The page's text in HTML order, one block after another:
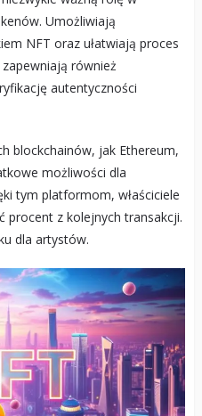
Umożliwiają
NFT oraz ułatwiają proces
również
autentyczności
blockchainów, jak Ethereum,
możliwości dla
tym platformom, właściciele
procent z kolejnych transakcji.
dla artystów.